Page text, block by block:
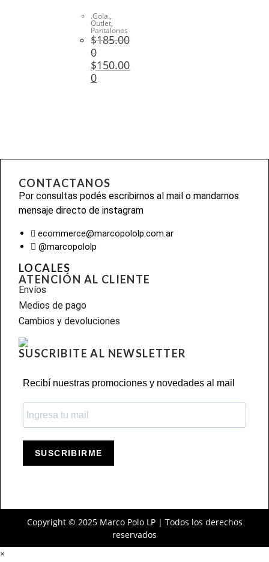
.Gola.,
Outlet,
Pantalones
$185.00
0
$150.00
0
CONTACTANOS
Por consultas podés escribirnos al mail o mandarnos
mensaje directo de instagram
ecommerce@marcopololp.com.ar
@marcopololp
LOCALES
ATENCIÓN AL CLIENTE
Envíos
Medios de pago
Cambios y devoluciones
SUSCRIBITE AL NEWSLETTER
Recibí nuestras promociones y novedades al mail
SUSCRIBIRME
Copyright © 2025 Marco Polo LP | Todos los derechos
reservados
×